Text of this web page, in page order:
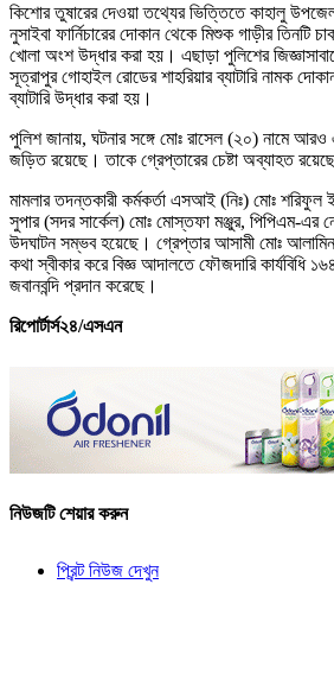
কিশোর তুষারের দেওয়া তথ্যের ভিত্তিতে কাহালু
নুসাইবা ফার্নিচারের দোকান থেকে মিশুক গাড়ীর তিনটি
খোলা অংশ উদ্ধার করা হয়। এছাড়া পুলিশের
সূত্রাপুর গোহাইল রোডের শাহরিয়ার ব্যাটারি নামক
ব্যাটারি উদ্ধার করা হয়।
পুলিশ জানায়, ঘটনার সঙ্গে মোঃ রাসেল (২০) নামে
জড়িত রয়েছে। তাকে গ্রেপ্তারের চেষ্টা অব্যাহত
মামলার তদন্তকারী কর্মকর্তা এসআই (নিঃ) মোঃ
সুপার (সদর সার্কেল) মোঃ মোস্তফা মঞ্জুর, পিপিএম-এর
উদঘাটন সম্ভব হয়েছে। গ্রেপ্তার আসামী মোঃ
কথা স্বীকার করে বিজ্ঞ আদালতে ফৌজদারি কার্যবিধি
জবানবন্দি প্রদান করেছে।
রিপোর্টার্স২৪/এসএন
নিউজটি শেয়ার করুন
প্রিন্ট নিউজ দেখুন